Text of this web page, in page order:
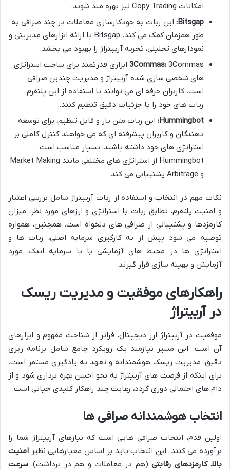
امکانات Copy Trading نیز بهره مند شوند.
Bitsgap: این ربات به خودکارسازی معاملات در چند صرافی به
طور همزمان کمک می کند. Bitsgap با ارائه ابزارهای مدیریتی و
نمودارهای تحلیلی، تجربه آربیتراژ را بهبود می بخشد.
3Commas: 3Commas ابزاری قدرتمند برای ساخت استراتژی
های شخصی سازی شده آربیتراژ و مدیریت چندین صرافی
است. کاربران حرفه ای می توانند با استفاده از این پلتفرم،
ربات های خود را با جزئیات دقیق تنظیم کنند.
Hummingbot: این ربات متن باز و قابل تنظیم، برای توسعه
دهندگان و کاربران پیشرفته ای که می خواهند کنترل کاملی بر
استراتژی های خود داشته باشند، بسیار مناسب است.
Hummingbot از استراتژی های مختلفی مانند Market Making
و Arbitrage پشتیبانی می کند.
نکات مهم در انتخاب و استفاده از ربات آربیتراژ شامل بررسی اعتبار
و امنیت پلتفرم، تطابق ربات با استراتژی و ارزهای مورد نظر، میزان
کارمزدها و پشتیبانی از صرافی های دلخواه است. همچنین، همواره
توصیه می شود پیش از به کارگیری سرمایه اصلی، ربات ها و
استراتژی ها در محیط های آزمایشی یا با سرمایه اندک، مورد
آزمایش و بهینه سازی قرار گیرند.
راهکارهای موفقیت و مدیریت ریسک
در آربیتراژ
موفقیت در آربیتراژ ارز دیجیتال، فراتر از شناخت مفهوم و ابزارهای
آن است. این مسیر نیازمند یک رویکرد جامع شامل برنامه ریزی
دقیق، مدیریت ریسک هوشمندانه و تعهد به یادگیری مستمر است.
برای اینکه از فرصت های آربیتراژ به نحو احسن بهره برداری شود و از
دام های احتمالی دوری گردد، رعایت چند راهکار کلیدی حیاتی است.
انتخاب هوشمندانه صرافی ها
اولین قدم، انتخاب صرافی هایی است که نیازهای آربیتراژ شما را
برآورده می کنند. این انتخاب باید بر اساس معیارهایی نظیر امنیت
بالا،کارمزدهای رقابتی(هم در معاملات و هم در برداشت)، سرعت